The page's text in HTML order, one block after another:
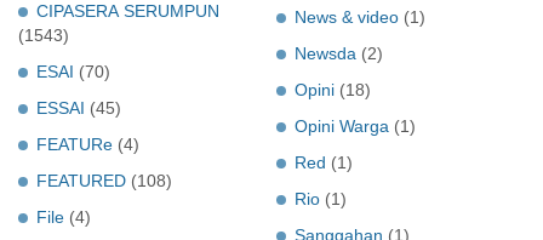
CIPASERA SERUMPUN
(1543)
ESAI (70)
ESSAI (45)
FEATURe (4)
FEATURED (108)
File (4)
News & video (1)
Newsda (2)
Opini (18)
Opini Warga (1)
Red (1)
Rio (1)
Sanggahan (1)